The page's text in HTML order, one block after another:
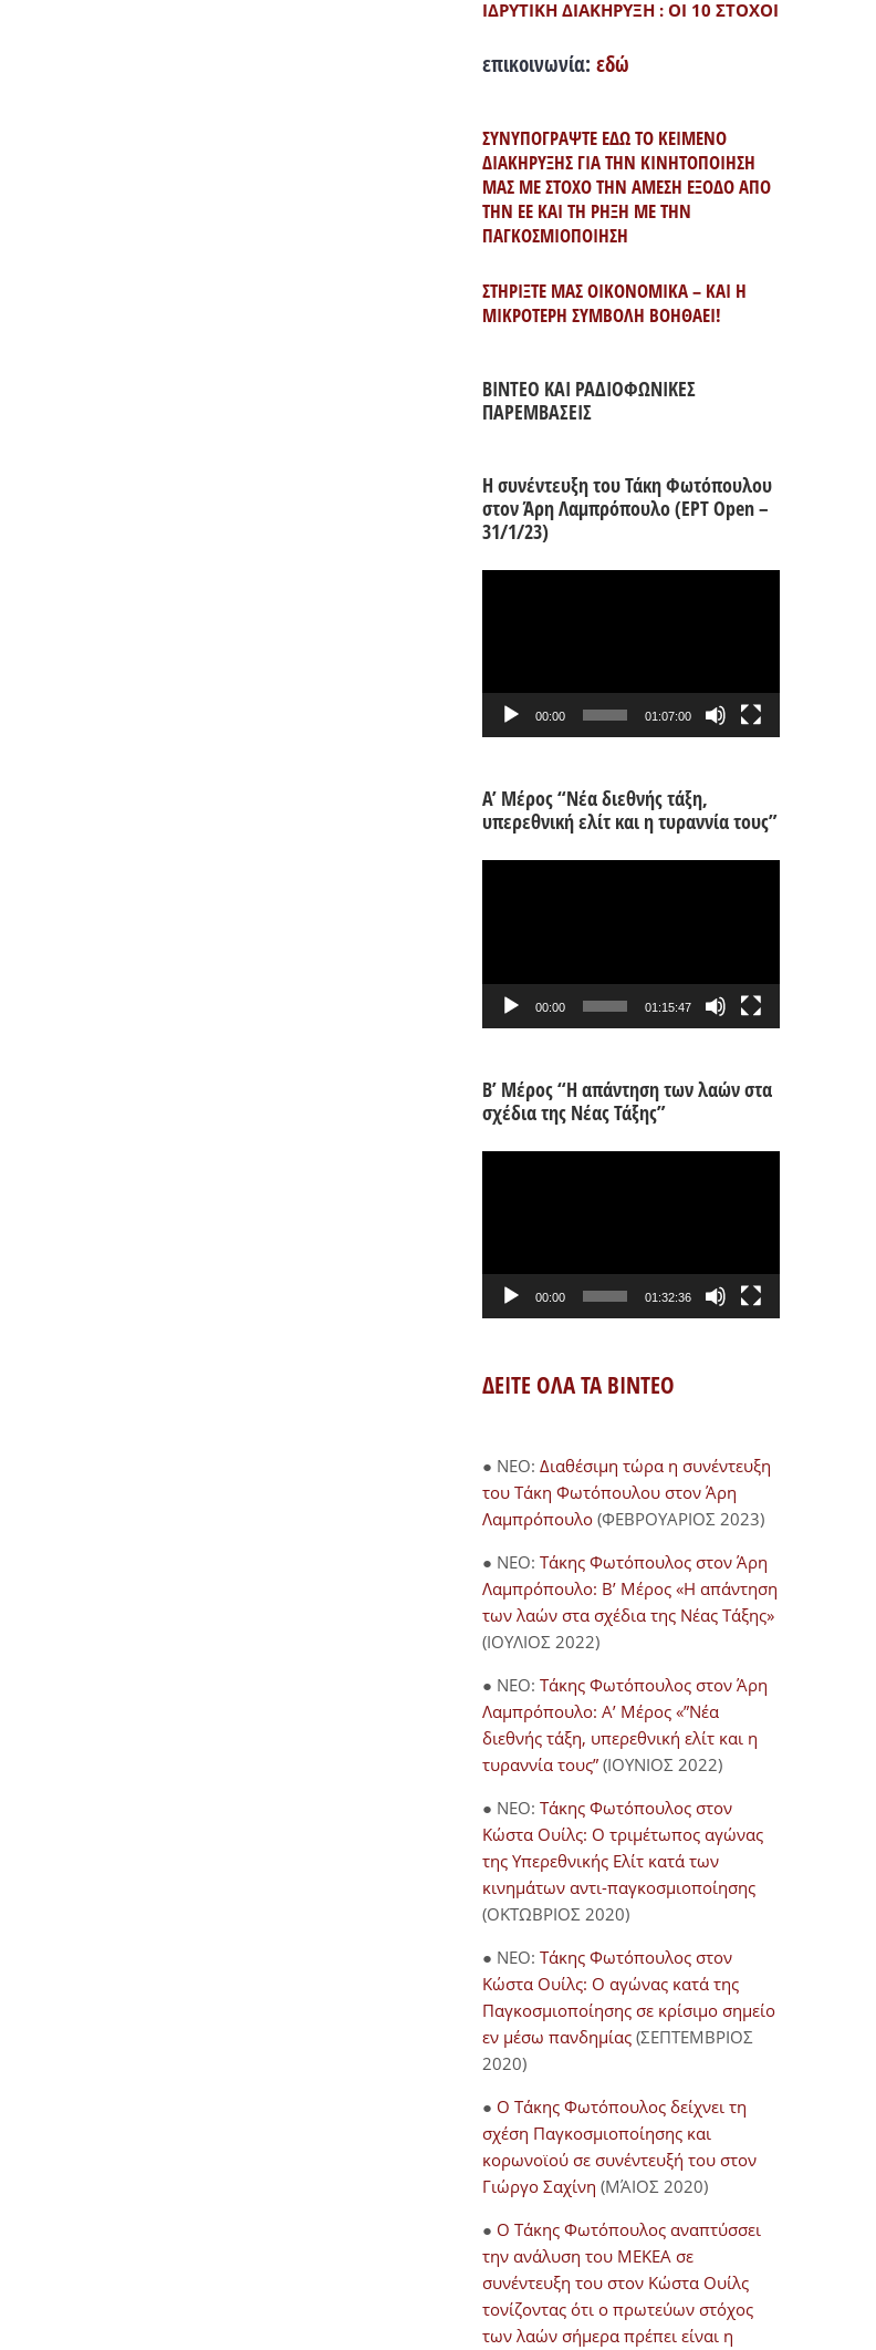
ΙΔΡΥΤΙΚΗ ΔΙΑΚΗΡΥΞΗ : ΟΙ 10 ΣΤΟΧΟΙ
επικοινωνία: εδώ
ΣΥΝΥΠΟΓΡΑΨΤΕ ΕΔΩ ΤΟ ΚΕΙΜΕΝΟ
ΔΙΑΚΗΡΥΞΗΣ ΓΙΑ ΤΗΝ ΚΙΝΗΤΟΠΟΙΗΣΗ
ΜΑΣ ΜΕ ΣΤΟΧΟ ΤΗΝ ΑΜΕΣΗ ΕΞΟΔΟ ΑΠΟ
ΤΗΝ ΕΕ ΚΑΙ ΤΗ ΡΗΞΗ ΜΕ ΤΗΝ
ΠΑΓΚΟΣΜΙΟΠΟΙΗΣΗ
ΣΤΗΡΙΞΤΕ ΜΑΣ ΟΙΚΟΝΟΜΙΚΑ – ΚΑΙ Η
ΜΙΚΡΟΤΕΡΗ ΣΥΜΒΟΛΗ ΒΟΗΘΑΕΙ!
ΒΙΝΤΕΟ ΚΑΙ ΡΑΔΙΟΦΩΝΙΚΕΣ
ΠΑΡΕΜΒΑΣΕΙΣ
Η συνέντευξη του Τάκη Φωτόπουλου
στον Άρη Λαμπρόπουλο (ΕΡΤ Open –
31/1/23)
00:00 01:07:00
Α’ Μέρος “Νέα διεθνής τάξη,
υπερεθνική ελίτ και η τυραννία τους”
00:00 01:15:47
Β’ Μέρος “Η απάντηση των λαών στα
σχέδια της Νέας Τάξης”
00:00 01:32:36
ΔΕΙΤΕ ΟΛΑ ΤΑ ΒΙΝΤΕΟ
● NEO: Διαθέσιμη τώρα η συνέντευξη
του Τάκη Φωτόπουλου στον Άρη
Λαμπρόπουλο(ΦΕΒΡΟΥΑΡΙΟΣ 2023)
● NEO: Τάκης Φωτόπουλος στον Άρη
Λαμπρόπουλο: Β’ Μέρος «Η απάντηση
των λαών στα σχέδια της Νέας Τάξης»
(ΙΟΥΛΙΟΣ 2022)
● NEO: Τάκης Φωτόπουλος στον Άρη
Λαμπρόπουλο: Α’ Μέρος «”Νέα
διεθνής τάξη, υπερεθνική ελίτ και η
τυραννία τους” (ΙΟΥΝΙΟΣ 2022)
● NEO: Τάκης Φωτόπουλος στον
Κώστα Ουίλς: Ο τριμέτωπος αγώνας
της Υπερεθνικής Ελίτ κατά των
κινημάτων αντι-παγκοσμιοποίησης
(ΟΚΤΩΒΡΙΟΣ 2020)
● NEO: Τάκης Φωτόπουλος στον
Κώστα Ουίλς: Ο αγώνας κατά της
Παγκοσμιοποίησης σε κρίσιμο σημείο
εν μέσω πανδημίας (ΣΕΠΤΕΜΒΡΙΟΣ
2020)
● Ο Τάκης Φωτόπουλος δείχνει τη
σχέση Παγκοσμιοποίησης και
κορωνοϊού σε συνέντευξή του στον
Γιώργο Σαχίνη (ΜΆΙΟΣ 2020)
● O Τάκης Φωτόπουλος αναπτύσσει
την ανάλυση του ΜΕΚΕΑ σε
συνέντευξη του στον Κώστα Ουίλς
τονίζοντας ότι ο πρωτεύων στόχος
των λαών σήμερα πρέπει είναι η